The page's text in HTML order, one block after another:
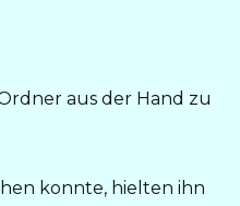
aus der Hand zu
konnte, hielten ihn